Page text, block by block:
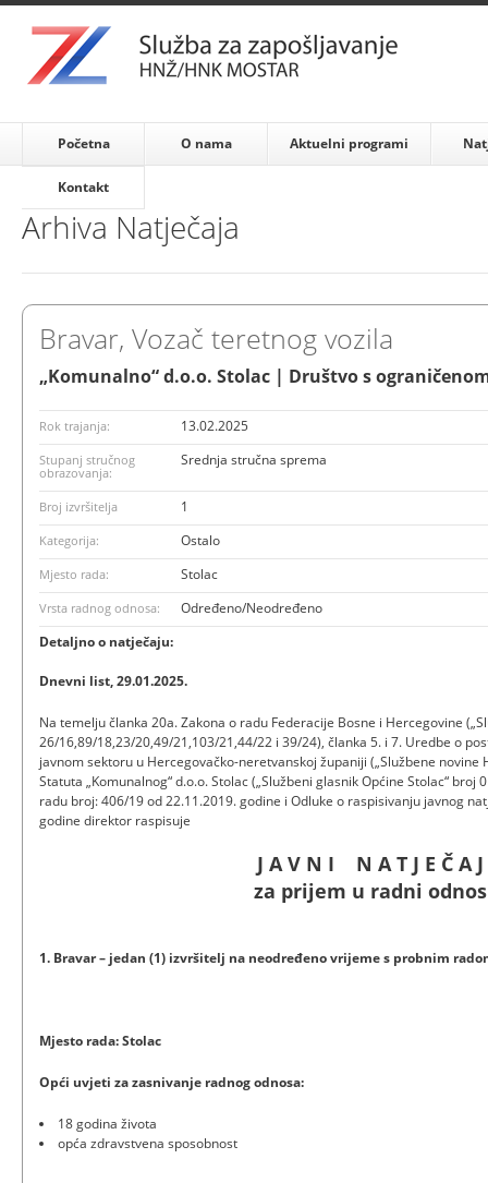
Početna O nama Aktuelni programi
Kontakt
Arhiva Natječaja
Bravar, Vozač teretnog vozila
„Komunalno“ d.o.o. Stolac | Društvo s
Rok trajanja: 13.02.2025
Stupanj stručnog
obrazovanja:
Srednja stručna sprema
Broj izvršitelja 1
Kategorija: Ostalo
Mjesto rada: Stolac
Vrsta radnog odnosa:
Određeno/Neodređeno
Detaljno o natječaju:
Dnevni list, 29.01.2025.
Na temelju članka 20a. Zakona o radu Federacije Bosne i Hercegovine
26/16,89/18,23/20,49/21,103/21,44/22 i 39/24), članka 5. i 7. Uredbe o
javnom sektoru u Hercegovačko-neretvanskoj županiji („Službene novine
Statuta „Komunalnog“ d.o.o. Stolac („Službeni glasnik Općine Stolac“ broj
radu broj: 406/19 od 22.11.2019. godine i Odluke o raspisivanju javnog
godine direktor raspisuje
J A V N I N A T J E Č A J
za prijem u radni odnos
1. Bravar – jedan (1) izvršitelj na neodređeno vrijeme s probnim
Mjesto rada: Stolac
Opći uvjeti za zasnivanje radnog odnosa:
18 godina života
opća zdravstvena sposobnost